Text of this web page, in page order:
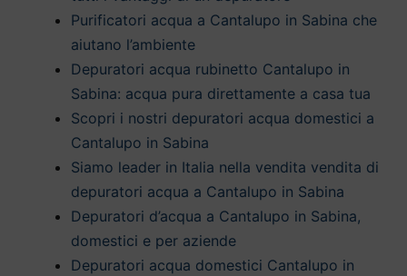
Purificatori acqua a Cantalupo in Sabina che
aiutano l’ambiente
Depuratori acqua rubinetto Cantalupo in
Sabina: acqua pura direttamente a casa tua
Scopri i nostri depuratori acqua domestici a
Cantalupo in Sabina
Siamo leader in Italia nella vendita vendita di
depuratori acqua a Cantalupo in Sabina
Depuratori d’acqua a Cantalupo in Sabina,
domestici e per aziende
Depuratori acqua domestici Cantalupo in